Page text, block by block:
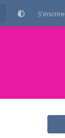
S'inscrire